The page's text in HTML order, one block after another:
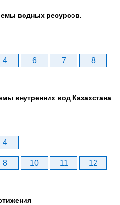
водных ресурсов.
4 6 7
8
внутренних вод Казахстана
4
8 10 11
12